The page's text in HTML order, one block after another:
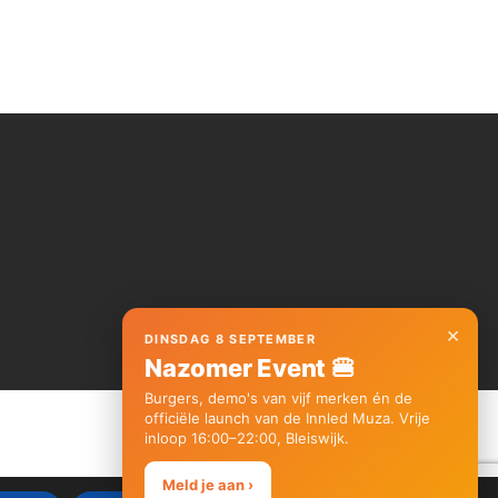
×
DINSDAG 8 SEPTEMBER
Nazomer Event 🍔
Burgers, demo's van vijf merken én de
officiële launch van de Innled Muza. Vrije
inloop 16:00–22:00, Bleiswijk.
Meld je aan ›